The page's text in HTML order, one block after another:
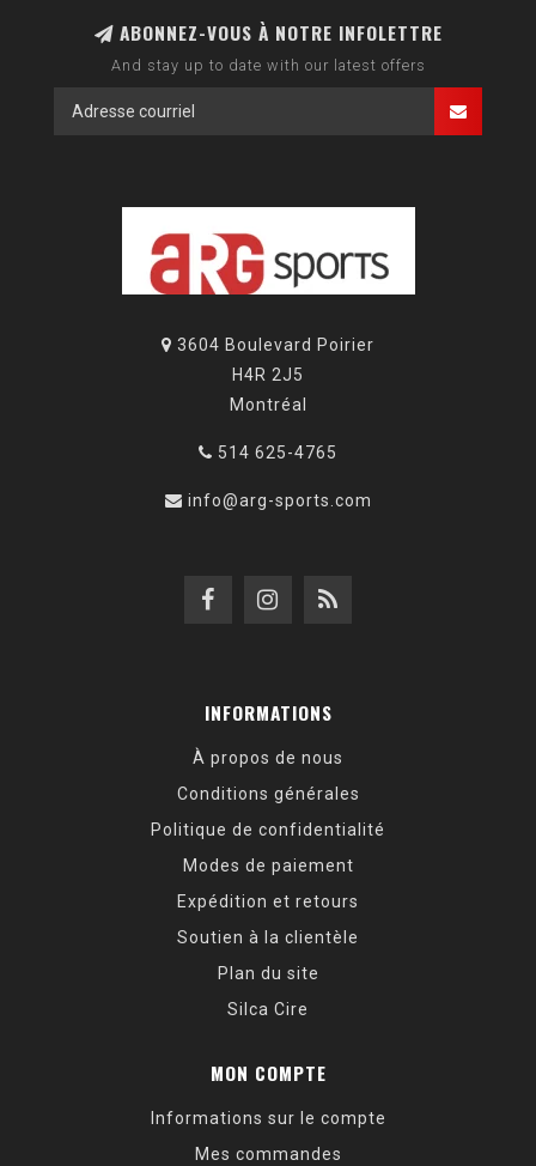
ABONNEZ-VOUS À NOTRE INFOLETTRE
And stay up to date with our latest offers
3604 Boulevard Poirier
H4R 2J5
Montréal
514 625-4765
info@arg-sports.com
INFORMATIONS
À propos de nous
Conditions générales
Politique de confidentialité
Modes de paiement
Expédition et retours
Soutien à la clientèle
Plan du site
Silca Cire
MON COMPTE
Informations sur le compte
Mes commandes